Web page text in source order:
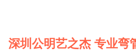
深圳公明艺之杰 专业弯